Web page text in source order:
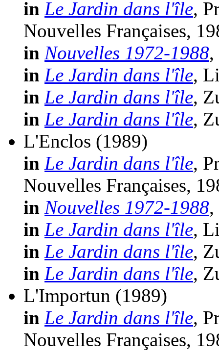
in Le Jardin dans l'île,
Nouvelles Françaises,
in Nouvelles 1972-1988,
in Le Jardin dans l'île,
in Le Jardin dans l'île,
in Le Jardin dans l'île,
L'Enclos (1989)
in Le Jardin dans l'île,
Nouvelles Françaises,
in Nouvelles 1972-1988,
in Le Jardin dans l'île,
in Le Jardin dans l'île,
in Le Jardin dans l'île,
L'Importun (1989)
in Le Jardin dans l'île,
Nouvelles Françaises,